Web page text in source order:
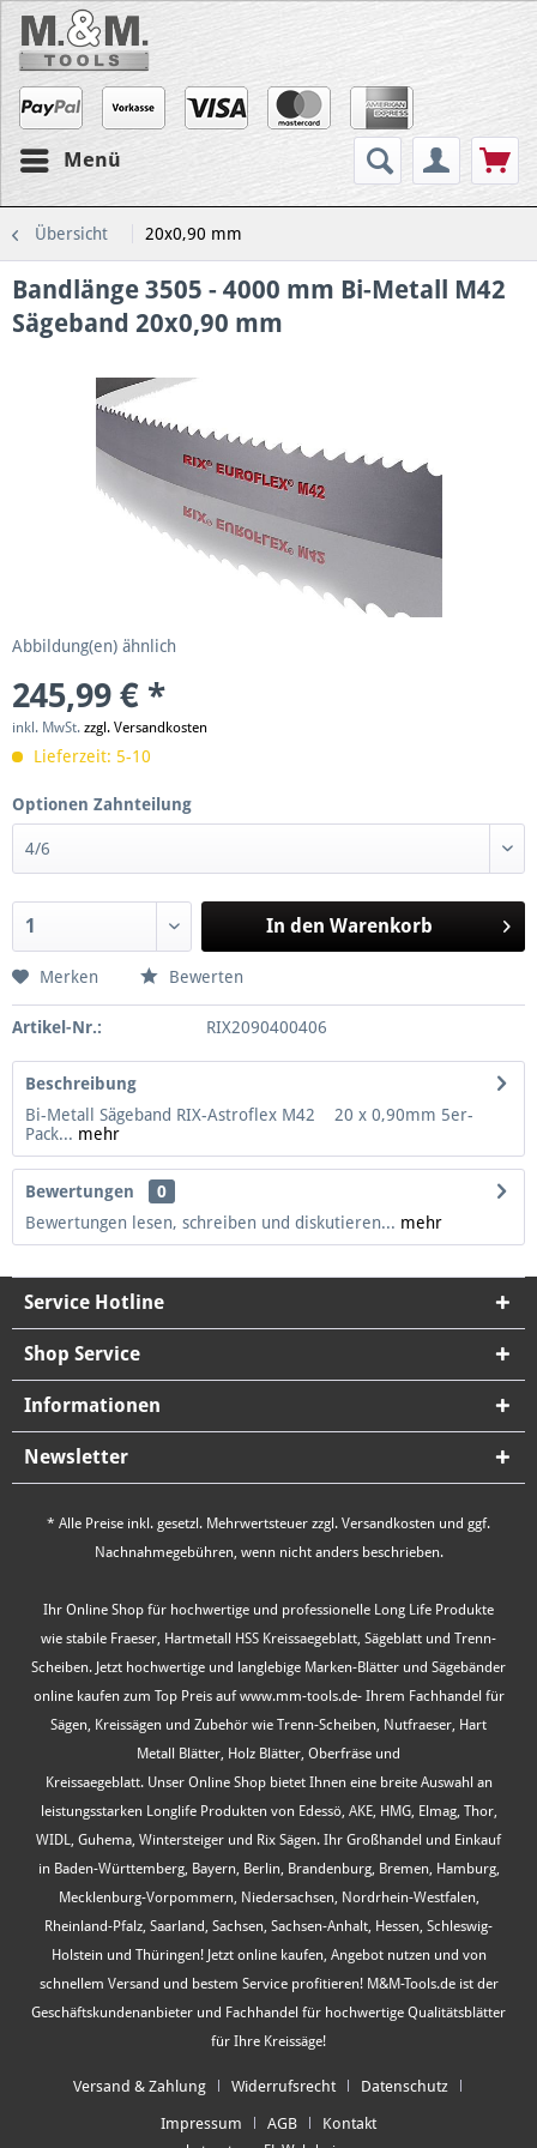
Menü
Übersicht 20x0,90 mm
Bandlänge 3505 - 4000 mm Bi-Metall M42
Sägeband 20x0,90 mm
Abbildung(en) ähnlich
245,99 € *
inkl. MwSt. zzgl. Versandkosten
Lieferzeit: 5-10
Optionen Zahnteilung
In den Warenkorb
Merken Bewerten
Artikel-Nr.: RIX2090400406
Beschreibung
Bi-Metall Sägeband RIX-Astroflex M42 20 x 0,90mm 5er-
Pack... mehr
Bewertungen
0
Bewertungen lesen, schreiben und diskutieren... mehr
Service Hotline
Shop Service
Informationen
Newsletter
* Alle Preise inkl. gesetzl. Mehrwertsteuer zzgl. Versandkosten und ggf.
Nachnahmegebühren, wenn nicht anders beschrieben.
Ihr Online Shop für hochwertige und professionelle Long Life Produkte
wie stabile Fraeser, Hartmetall HSS Kreissaegeblatt, Sägeblatt und Trenn-
Scheiben. Jetzt hochwertige und langlebige Marken-Blätter und Sägebänder
online kaufen zum Top Preis auf www.mm-tools.de- Ihrem Fachhandel für
Sägen, Kreissägen und Zubehör wie Trenn-Scheiben, Nutfraeser, Hart
Metall Blätter, Holz Blätter, Oberfräse und
Kreissaegeblatt. Unser Online Shop bietet Ihnen eine breite Auswahl an
leistungsstarken Longlife Produkten von Edessö, AKE, HMG, Elmag, Thor,
WIDL, Guhema, Wintersteiger und Rix Sägen. Ihr Großhandel und Einkauf
in Baden-Württemberg, Bayern, Berlin, Brandenburg, Bremen, Hamburg,
Mecklenburg-Vorpommern, Niedersachsen, Nordrhein-Westfalen,
Rheinland-Pfalz, Saarland, Sachsen, Sachsen-Anhalt, Hessen, Schleswig-
Holstein und Thüringen! Jetzt online kaufen, Angebot nutzen und von
schnellem Versand und bestem Service profitieren! M&M-Tools.de ist der
Geschäftskundenanbieter und Fachhandel für hochwertige Qualitätsblätter
für Ihre Kreissäge!
Versand & Zahlung Widerrufsrecht Datenschutz
Impressum AGB Kontakt